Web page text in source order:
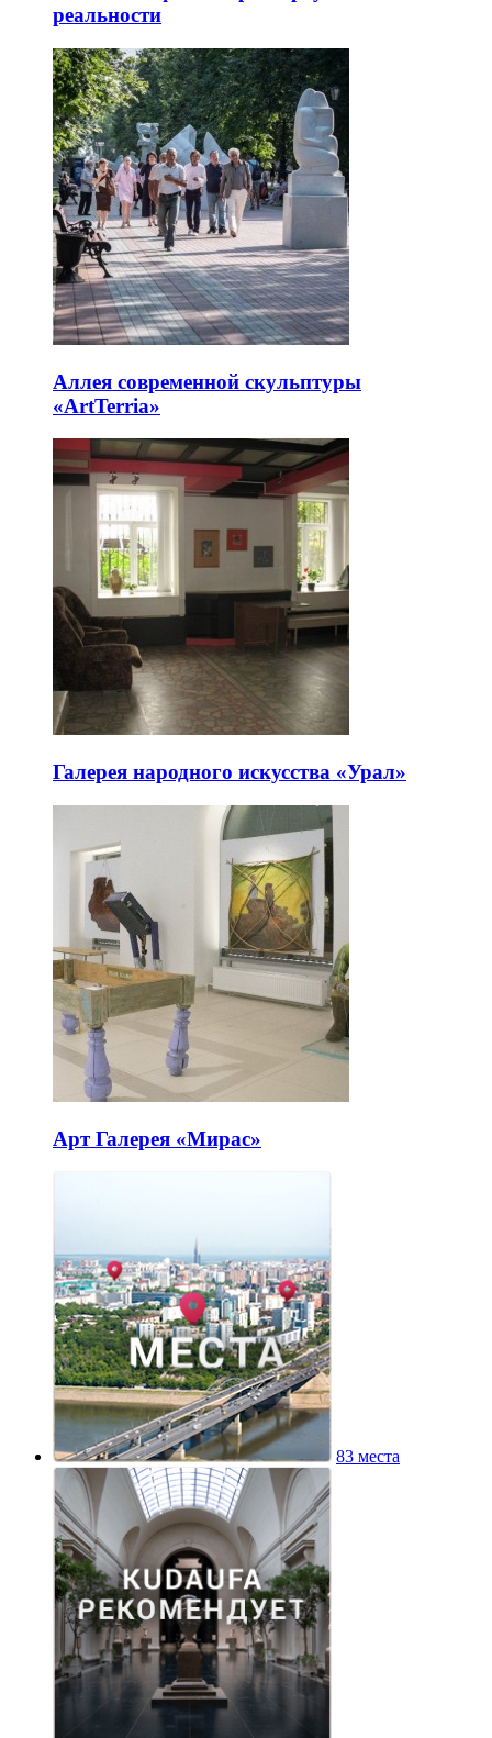
реальности
Аллея современной скульптуры
«ArtTerria»
Галерея народного искусства «Урал»
Арт Галерея «Мирас»
83 места